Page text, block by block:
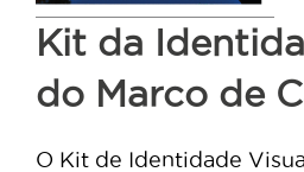
Kit da
do Marco de
O Kit de Identidade